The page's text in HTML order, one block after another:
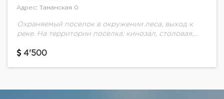
Адрес: Таманская 0
Охраняемый поселок в окружении леса, выход к
реке. На территории поселка: кинозал, столовая,
комната, детская площадка, рядом находится
4'500